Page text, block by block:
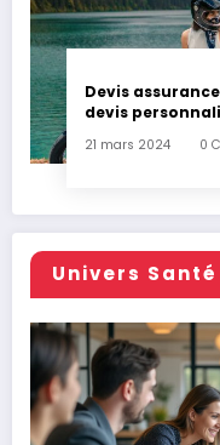
Devis
devis
21 mars 2024 0
Univers Santé